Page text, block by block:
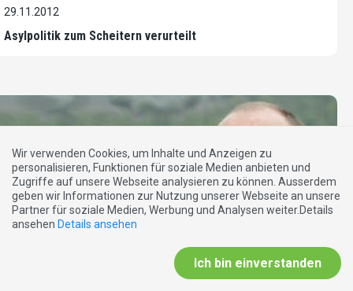
29.11.2012
Asylpolitik zum Scheitern verurteilt
Wir verwenden Cookies, um Inhalte und Anzeigen zu
personalisieren, Funktionen für soziale Medien anbieten und
Zugriffe auf unsere Webseite analysieren zu können. Ausserdem
geben wir Informationen zur Nutzung unserer Webseite an unsere
Partner für soziale Medien, Werbung und Analysen weiter.Details
ansehen Details ansehen
Ich bin einverstanden